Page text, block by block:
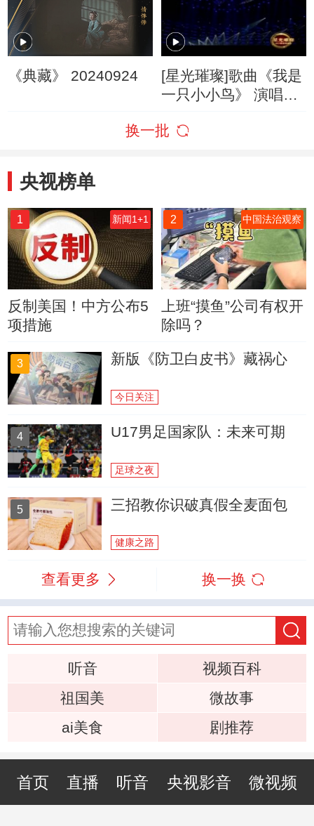
《典藏》 20240924
[星光璀璨]歌曲《我是
一只小小鸟》 演唱：
换一批
央视榜单
1 新闻1+1
反制美国！中方公布5
项措施
2 中国法治观察
上班“摸鱼”公司有权开
除吗？
3 新版《防卫白皮书》藏祸心
今日关注
4 U17男足国家队：未来可期
足球之夜
5 三招教你识破真假全麦面包
健康之路
查看更多 换一换
听音
视频百科
祖国美
微故事
ai美食
剧推荐
首页 直播 听音 央视影音 微视频